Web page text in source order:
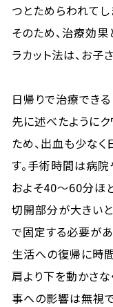
つとためらわれてし
そのため、治療効
ラカット法は、お子
日帰りで治療できる
先に述べたように
ため、出血も少な
す。手術時間は病院
およそ40～60分ほ
切開部分が大きい
で固定する必要が
生活への復帰に時
肩より下を動かさ
事への影響は無視